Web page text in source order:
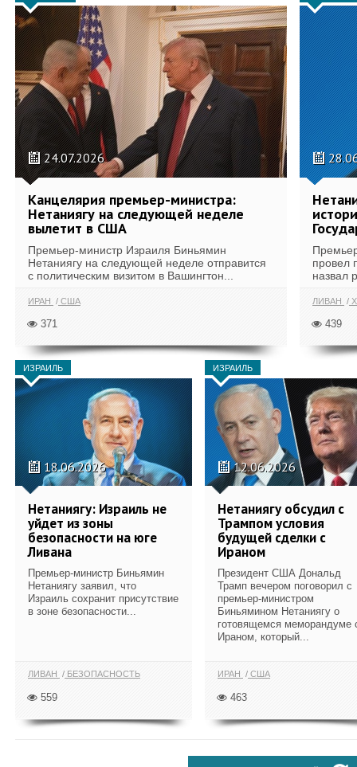
24.07.2026
Канцелярия премьер-министра:
Нетаниягу на следующей неделе
вылетит в США
Премьер-министр Израиля Биньямин
Нетаниягу на следующей неделе отправится
с политическим визитом в Вашингтон...
ИРАН США
371
провел
назвал
ЛИВАН
439
ИЗРАИЛЬ
18.06.2026
Нетаниягу: Израиль не
уйдет из зоны
безопасности на юге
Ливана
Премьер-министр Биньямин
Нетаниягу заявил, что
Израиль сохранит присутствие
в зоне безопасности...
ЛИВАН БЕЗОПАСНОСТЬ
559
ИЗРАИЛЬ
12.06.2026
Нетаниягу обсудил с
Трампом условия
будущей сделки с
Ираном
Президент США Дональд
Трамп вечером поговорил с
премьер-министром
Биньямином Нетаниягу о
готовящемся меморандуме
Ираном, который...
ИРАН США
463